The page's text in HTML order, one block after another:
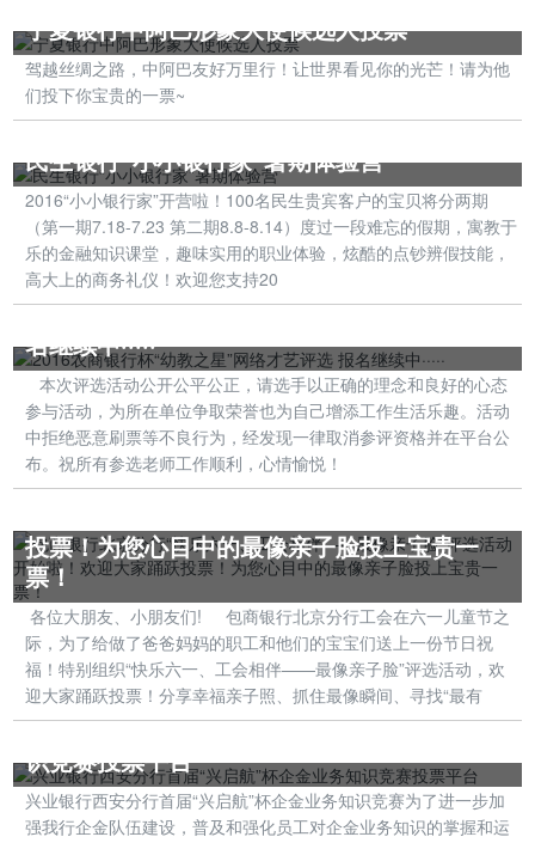
宁夏银行中阿巴形象大使候选人投票
驾越丝绸之路，中阿巴友好万里行！让世界看见你的光芒！请为他
们投下你宝贵的一票~
民生银行“小小银行家”暑期体验营
‍‍‍‍2016“小小银行家”开营啦！100名民生贵宾客户的宝贝将分两期
（第一期7.18-7.23 第二期8.8-8.14）度过一段难忘的假期，寓教于
乐的金融知识课堂，趣味实用的职业体验，炫酷的点钞辨假技能，
高大上的商务礼仪！欢迎您支持20
2016农商银行杯“幼教之星”网络才艺评选 报
名继续中·····
本次评选活动公开公平公正，请选手以正确的理念和良好的心态
参与活动，为所在单位争取荣誉也为自己增添工作生活乐趣。活动
中拒绝恶意刷票等不良行为，经发现一律取消参评资格并在平台公
布。祝所有参选老师工作顺利，心情愉悦！
包商银行北京分行“快乐六一、工会相伴——
投票！为您心目中的最像亲子脸投上宝贵一
票！
各位大朋友、小朋友们! 包商银行北京分行工会在六一儿童节之
际，为了给做了爸爸妈妈的职工和他们的宝宝们送上一份节日祝
福！特别组织“快乐六一、工会相伴——最像亲子脸”评选活动，欢
迎大家踊跃投票！分享幸福亲子照、抓住最像瞬间、寻找“最有
兴业银行西安分行首届“兴启航”杯企金业务知
识竞赛投票平台
兴业银行西安分行首届“兴启航”杯企金业务知识竞赛为了进一步加
强我行企金队伍建设，普及和强化员工对企金业务知识的掌握和运